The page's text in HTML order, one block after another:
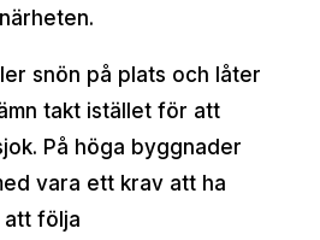
snön på plats och låter
takt istället för att
På höga byggnader
vara ett krav att ha
följa